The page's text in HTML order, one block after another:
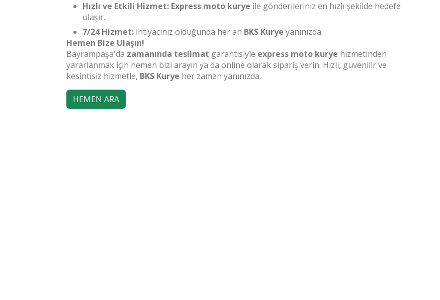
Hızlı ve Etkili Hizmet: Express moto kurye ile gönderileriniz en hızlı şekilde hedefe
ulaşır.
7/24 Hizmet: İhtiyacınız olduğunda her an BKS Kurye yanınızda.
Hemen Bize Ulaşın!
Bayrampaşa'da zamanında teslimat garantisiyle express moto kurye hizmetinden
yararlanmak için hemen bizi arayın ya da online olarak sipariş verin. Hızlı, güvenilir ve
kesintisiz hizmetle, BKS Kurye her zaman yanınızda.
HEMEN ARA